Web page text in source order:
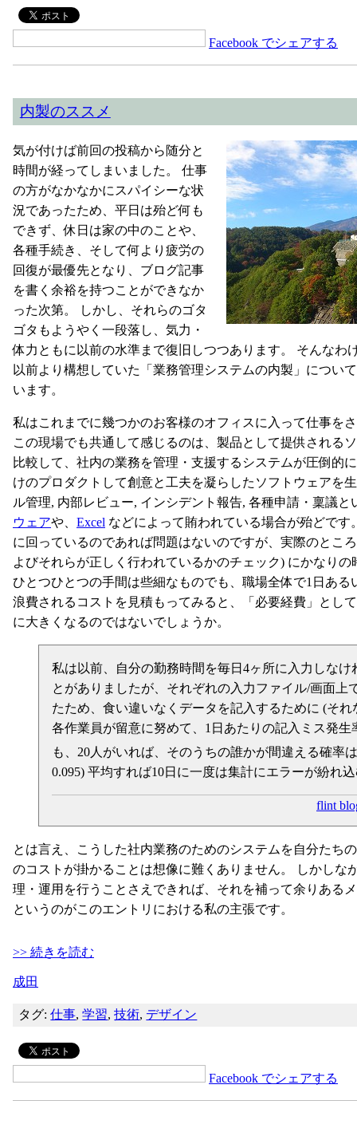
Facebook でシェアする
内製のススメ
気が付けば前回の投稿から随分と
時間が経ってしまいました。 仕事
の方がなかなかにスパイシーな状
況であったため、平日は殆ど何も
できず、休日は家の中のことや、
各種手続き、そして何より疲労の
回復が最優先となり、ブログ記事
を書く余裕を持つことができなか
った次第。 しかし、それらのゴタ
ゴタもようやく一段落し、気力・
体力ともに以前の水準まで復旧しつつあります。 そんなわ
以前より構想していた「業務管理システムの内製」につい
います。
私はこれまでに幾つかのお客様のオフィスに入って仕事を
この現場でも共通して感じるのは、製品として提供される
比較して、社内の業務を管理・支援するシステムが圧倒的
けのプロダクトして創意と工夫を凝らしたソフトウェアを
ル管理, 内部レビュー, インシデント報告, 各種申請・稟議
ウェアや、 Excel などによって賄われている場合が殆どで
に回っているのであれば問題はないのですが、実際のとこ
よびそれらが正しく行われているかのチェック) にかなり
ひとつひとつの手間は些細なものでも、職場全体で1日あ
浪費されるコストを見積もってみると、「必要経費」とし
に大きくなるのではないでしょうか。
私は以前、自分の勤務時間を毎日4ヶ所に入力しな
とがありましたが、それぞれの入力ファイル/画面上
たため、食い違いなくデータを記入するために (そ
各作業員が留意に努めて、1日あたりの記入ミス発生
も、20人がいれば、そのうちの誰かが間違える確率
0.095) 平均すれば10日に一度は集計にエラーが紛れ
flint
とは言え、こうした社内業務のためのシステムを自分たち
のコストが掛かることは想像に難くありません。 しかしな
理・運用を行うことさえできれば、それを補って余りある
というのがこのエントリにおける私の主張です。
>> 続きを読む
成田
タグ:仕事,学習,技術, デザイン
Facebook でシェアする